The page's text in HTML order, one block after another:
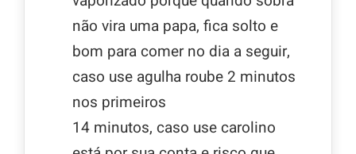
não vira uma papa, fica solto e
bom para comer no dia a seguir,
caso use agulha roube 2 minutos
nos primeiros
14 minutos, caso use carolino